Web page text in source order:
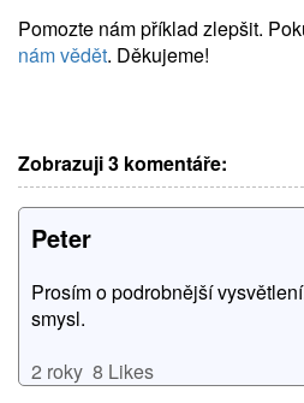
Pomozte nám příklad zlepšit.
nám vědět. Děkujeme!
Zobrazuji 3 komentáře:
Peter
Prosím o podrobnější
smysl.
2 roky 8 Likes